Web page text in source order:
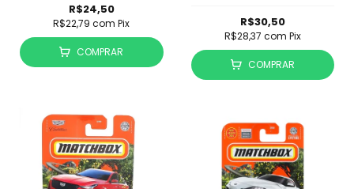
R$24,50
R$22,79com Pix
COMPRAR
R$30,50
R$28,37 com Pix
COMPRAR